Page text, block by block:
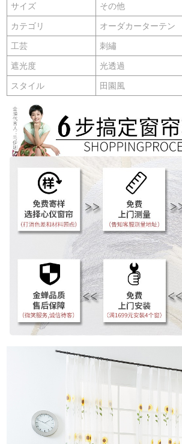
サイズ その他
カテゴリ オーダカーターテン
工芸 刺繡
遮光度 光透過
スタイル 田園風